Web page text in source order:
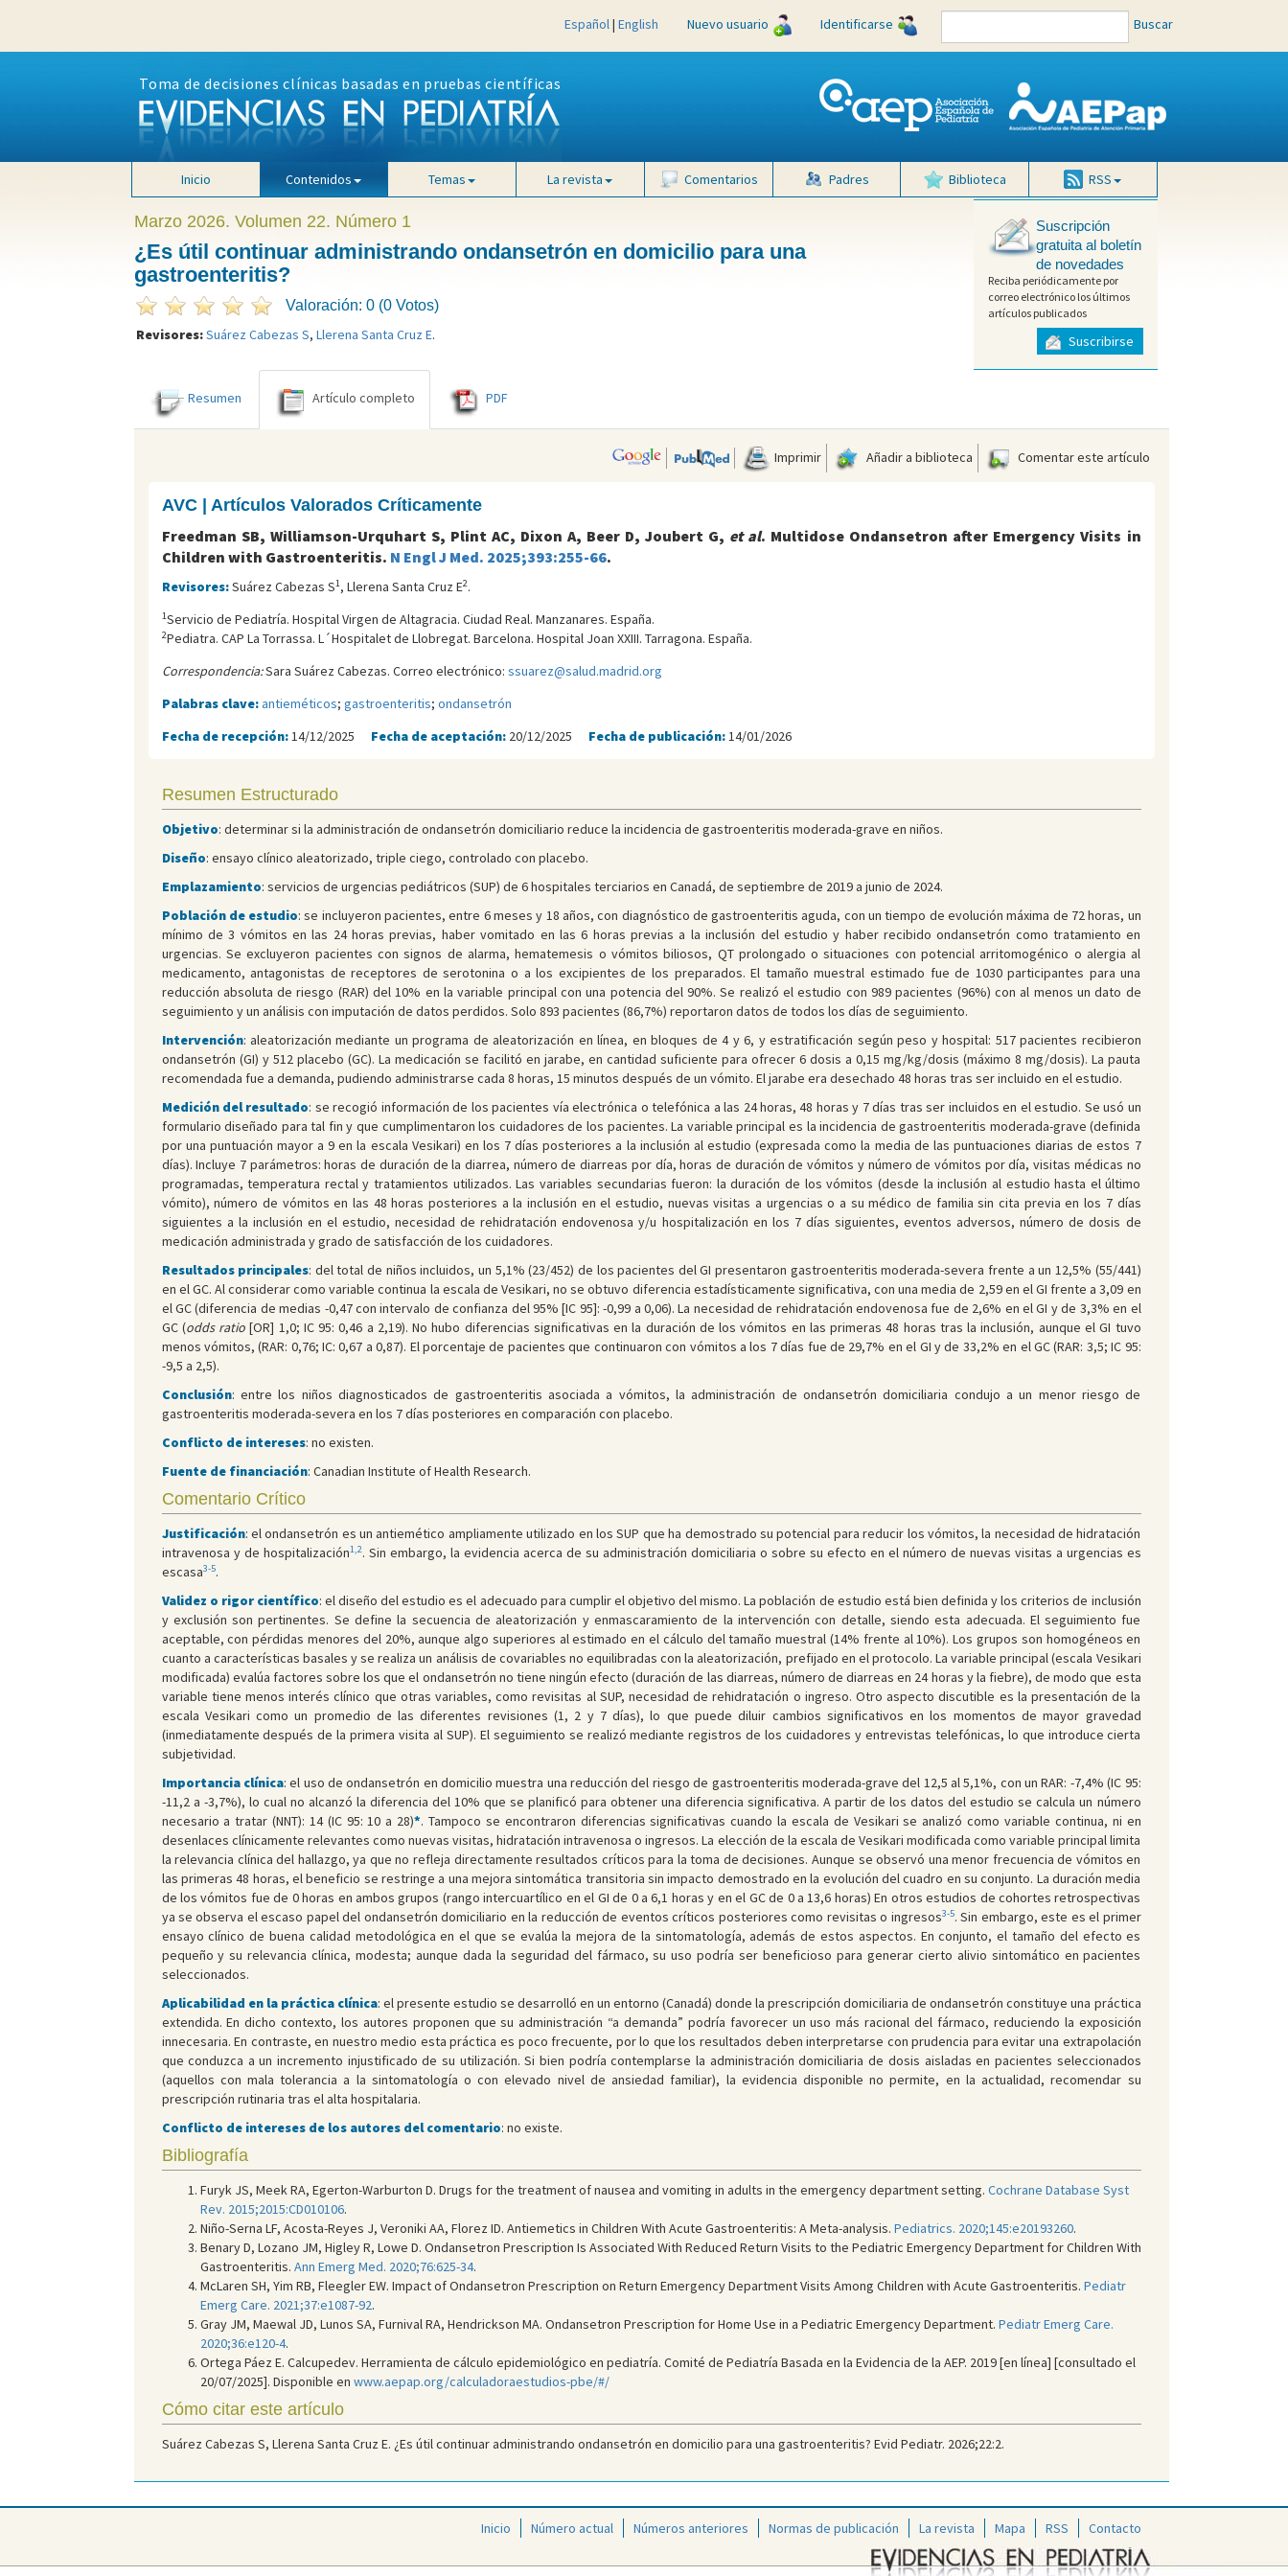
Español| English Nuevo usuario Identificarse Buscar
Toma de decisiones clínicas basadas en pruebas científicas
Inicio Contenidos Temas La revista Comentarios Padres Biblioteca RSS
Marzo 2026. Volumen 22. Número 1
¿Es útil continuar administrando ondansetrón en domicilio para una
gastroenteritis?
Valoración: 0 (0 Votos)
Revisores:Suárez Cabezas S, Llerena Santa Cruz E.
Suscripción
gratuita al boletín
de novedades
Reciba periódicamente por
correo electrónico los últimos
artículos publicados
Suscribirse
Resumen Artículo completo PDF
Imprimir Añadir a biblioteca Comentar este artículo
AVC | Artículos Valorados Críticamente
Freedman SB, Williamson-Urquhart S, Plint AC, Dixon A, Beer D, Joubert G, et al. Multidose Ondansetron after Emergency Visits in
Children with Gastroenteritis. N Engl J Med. 2025;393:255-66.
Revisores:Suárez Cabezas S1, Llerena Santa Cruz E2.
1Servicio de Pediatría. Hospital Virgen de Altagracia. Ciudad Real. Manzanares. España.
2Pediatra. CAP La Torrassa. L´Hospitalet de Llobregat. Barcelona. Hospital Joan XXIII. Tarragona. España.
Correspondencia:Sara Suárez Cabezas. Correo electrónico: ssuarez@salud.madrid.org
Palabras clave:antieméticos; gastroenteritis; ondansetrón
Fecha de recepción:14/12/2025 Fecha de aceptación: 20/12/2025 Fecha de publicación:14/01/2026
Resumen Estructurado
Objetivo: determinar si la administración de ondansetrón domiciliario reduce la incidencia de gastroenteritis moderada-grave en niños.
Diseño: ensayo clínico aleatorizado, triple ciego, controlado con placebo.
Emplazamiento: servicios de urgencias pediátricos (SUP) de 6 hospitales terciarios en Canadá, de septiembre de 2019 a junio de 2024.
Población de estudio: se incluyeron pacientes, entre 6 meses y 18 años, con diagnóstico de gastroenteritis aguda, con un tiempo de evolución máxima de 72 horas, un
mínimo de 3 vómitos en las 24 horas previas, haber vomitado en las 6 horas previas a la inclusión del estudio y haber recibido ondansetrón como tratamiento en
urgencias. Se excluyeron pacientes con signos de alarma, hematemesis o vómitos biliosos, QT prolongado o situaciones con potencial arritomogénico o alergia al
medicamento, antagonistas de receptores de serotonina o a los excipientes de los preparados. El tamaño muestral estimado fue de 1030 participantes para una
reducción absoluta de riesgo (RAR) del 10% en la variable principal con una potencia del 90%. Se realizó el estudio con 989 pacientes (96%) con al menos un dato de
seguimiento y un análisis con imputación de datos perdidos. Solo 893 pacientes (86,7%) reportaron datos de todos los días de seguimiento.
Intervención: aleatorización mediante un programa de aleatorización en línea, en bloques de 4 y 6, y estratificación según peso y hospital: 517 pacientes recibieron
ondansetrón (GI) y 512 placebo (GC). La medicación se facilitó en jarabe, en cantidad suficiente para ofrecer 6 dosis a 0,15 mg/kg/dosis (máximo 8 mg/dosis). La pauta
recomendada fue a demanda, pudiendo administrarse cada 8 horas, 15 minutos después de un vómito. El jarabe era desechado 48 horas tras ser incluido en el estudio.
Medición del resultado: se recogió información de los pacientes vía electrónica o telefónica a las 24 horas, 48 horas y 7 días tras ser incluidos en el estudio. Se usó un
formulario diseñado para tal fin y que cumplimentaron los cuidadores de los pacientes. La variable principal es la incidencia de gastroenteritis moderada-grave (definida
por una puntuación mayor a 9 en la escala Vesikari) en los 7 días posteriores a la inclusión al estudio (expresada como la media de las puntuaciones diarias de estos 7
días). Incluye 7 parámetros: horas de duración de la diarrea, número de diarreas por día, horas de duración de vómitos y número de vómitos por día, visitas médicas no
programadas, temperatura rectal y tratamientos utilizados. Las variables secundarias fueron: la duración de los vómitos (desde la inclusión al estudio hasta el último
vómito), número de vómitos en las 48 horas posteriores a la inclusión en el estudio, nuevas visitas a urgencias o a su médico de familia sin cita previa en los 7 días
siguientes a la inclusión en el estudio, necesidad de rehidratación endovenosa y/u hospitalización en los 7 días siguientes, eventos adversos, número de dosis de
medicación administrada y grado de satisfacción de los cuidadores.
Resultados principales: del total de niños incluidos, un 5,1% (23/452) de los pacientes del GI presentaron gastroenteritis moderada-severa frente a un 12,5% (55/441)
en el GC. Al considerar como variable continua la escala de Vesikari, no se obtuvo diferencia estadísticamente significativa, con una media de 2,59 en el GI frente a 3,09 en
el GC (diferencia de medias -0,47 con intervalo de confianza del 95% [IC 95]: -0,99 a 0,06). La necesidad de rehidratación endovenosa fue de 2,6% en el GI y de 3,3% en el
GC (odds ratio [OR] 1,0; IC 95: 0,46 a 2,19). No hubo diferencias significativas en la duración de los vómitos en las primeras 48 horas tras la inclusión, aunque el GI tuvo
menos vómitos, (RAR: 0,76; IC: 0,67 a 0,87). El porcentaje de pacientes que continuaron con vómitos a los 7 días fue de 29,7% en el GI y de 33,2% en el GC (RAR: 3,5; IC 95:
-9,5 a 2,5).
Conclusión: entre los niños diagnosticados de gastroenteritis asociada a vómitos, la administración de ondansetrón domiciliaria condujo a un menor riesgo de
gastroenteritis moderada-severa en los 7 días posteriores en comparación con placebo.
Conflicto de intereses: no existen.
Fuente de financiación: Canadian Institute of Health Research.
Comentario Crítico
Justificación: el ondansetrón es un antiemético ampliamente utilizado en los SUP que ha demostrado su potencial para reducir los vómitos, la necesidad de hidratación
intravenosa y de hospitalización1,2. Sin embargo, la evidencia acerca de su administración domiciliaria o sobre su efecto en el número de nuevas visitas a urgencias es
escasa3-5.
Validez o rigor científico: el diseño del estudio es el adecuado para cumplir el objetivo del mismo. La población de estudio está bien definida y los criterios de inclusión
y exclusión son pertinentes. Se define la secuencia de aleatorización y enmascaramiento de la intervención con detalle, siendo esta adecuada. El seguimiento fue
aceptable, con pérdidas menores del 20%, aunque algo superiores al estimado en el cálculo del tamaño muestral (14% frente al 10%). Los grupos son homogéneos en
cuanto a características basales y se realiza un análisis de covariables no equilibradas con la aleatorización, prefijado en el protocolo. La variable principal (escala Vesikari
modificada) evalúa factores sobre los que el ondansetrón no tiene ningún efecto (duración de las diarreas, número de diarreas en 24 horas y la fiebre), de modo que esta
variable tiene menos interés clínico que otras variables, como revisitas al SUP, necesidad de rehidratación o ingreso. Otro aspecto discutible es la presentación de la
escala Vesikari como un promedio de las diferentes revisiones (1, 2 y 7 días), lo que puede diluir cambios significativos en los momentos de mayor gravedad
(inmediatamente después de la primera visita al SUP). El seguimiento se realizó mediante registros de los cuidadores y entrevistas telefónicas, lo que introduce cierta
subjetividad.
Importancia clínica: el uso de ondansetrón en domicilio muestra una reducción del riesgo de gastroenteritis moderada-grave del 12,5 al 5,1%, con un RAR: -7,4% (IC 95:
-11,2 a -3,7%), lo cual no alcanzó la diferencia del 10% que se planificó para obtener una diferencia significativa. A partir de los datos del estudio se calcula un número
necesario a tratar (NNT): 14 (IC 95: 10 a 28)*. Tampoco se encontraron diferencias significativas cuando la escala de Vesikari se analizó como variable continua, ni en
desenlaces clínicamente relevantes como nuevas visitas, hidratación intravenosa o ingresos. La elección de la escala de Vesikari modificada como variable principal limita
la relevancia clínica del hallazgo, ya que no refleja directamente resultados críticos para la toma de decisiones. Aunque se observó una menor frecuencia de vómitos en
las primeras 48 horas, el beneficio se restringe a una mejora sintomática transitoria sin impacto demostrado en la evolución del cuadro en su conjunto. La duración media
de los vómitos fue de 0 horas en ambos grupos (rango intercuartílico en el GI de 0 a 6,1 horas y en el GC de 0 a 13,6 horas) En otros estudios de cohortes retrospectivas
ya se observa el escaso papel del ondansetrón domiciliario en la reducción de eventos críticos posteriores como revisitas o ingresos3-5. Sin embargo, este es el primer
ensayo clínico de buena calidad metodológica en el que se evalúa la mejora de la sintomatología, además de estos aspectos. En conjunto, el tamaño del efecto es
pequeño y su relevancia clínica, modesta; aunque dada la seguridad del fármaco, su uso podría ser beneficioso para generar cierto alivio sintomático en pacientes
seleccionados.
Aplicabilidad en la práctica clínica: el presente estudio se desarrolló en un entorno (Canadá) donde la prescripción domiciliaria de ondansetrón constituye una práctica
extendida. En dicho contexto, los autores proponen que su administración “a demanda” podría favorecer un uso más racional del fármaco, reduciendo la exposición
innecesaria. En contraste, en nuestro medio esta práctica es poco frecuente, por lo que los resultados deben interpretarse con prudencia para evitar una extrapolación
que conduzca a un incremento injustificado de su utilización. Si bien podría contemplarse la administración domiciliaria de dosis aisladas en pacientes seleccionados
(aquellos con mala tolerancia a la sintomatología o con elevado nivel de ansiedad familiar), la evidencia disponible no permite, en la actualidad, recomendar su
prescripción rutinaria tras el alta hospitalaria.
Conflicto de intereses de los autores del comentario: no existe.
Bibliografía
Furyk JS, Meek RA, Egerton-Warburton D. Drugs for the treatment of nausea and vomiting in adults in the emergency department setting. Cochrane Database Syst
Rev. 2015;2015:CD010106.
Niño-Serna LF, Acosta-Reyes J, Veroniki AA, Florez ID. Antiemetics in Children With Acute Gastroenteritis: A Meta-analysis. Pediatrics. 2020;145:e20193260.
Benary D, Lozano JM, Higley R, Lowe D. Ondansetron Prescription Is Associated With Reduced Return Visits to the Pediatric Emergency Department for Children With
Gastroenteritis. Ann Emerg Med. 2020;76:625-34.
McLaren SH, Yim RB, Fleegler EW. Impact of Ondansetron Prescription on Return Emergency Department Visits Among Children with Acute Gastroenteritis. Pediatr
Emerg Care. 2021;37:e1087-92.
Gray JM, Maewal JD, Lunos SA, Furnival RA, Hendrickson MA. Ondansetron Prescription for Home Use in a Pediatric Emergency Department. Pediatr Emerg Care.
2020;36:e120-4.
Ortega Páez E. Calcupedev. Herramienta de cálculo epidemiológico en pediatría. Comité de Pediatría Basada en la Evidencia de la AEP. 2019 [en línea] [consultado el
20/07/2025]. Disponible en www.aepap.org/calculado­raestudios-pbe/#/
Cómo citar este artículo
Suárez Cabezas S, Llerena Santa Cruz E. ¿Es útil continuar administrando ondansetrón en domicilio para una gastroenteritis? Evid Pediatr. 2026;22:2.
Inicio Número actual Números anteriores Normas de publicación La revista Mapa RSS Contacto